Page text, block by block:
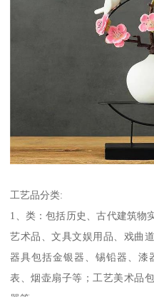
工艺品分类:
1、类：包括历史、古代建筑物
艺术品、文具文娱用品、戏曲
器具包括金银器、锡铅器、漆
表、烟壶扇子等；工艺美术品